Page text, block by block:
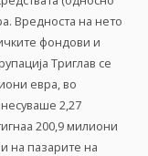
Вредноста на нето
фондови и
Триглав се
евра, во
2,27
200,9 милиони
на пазарите на